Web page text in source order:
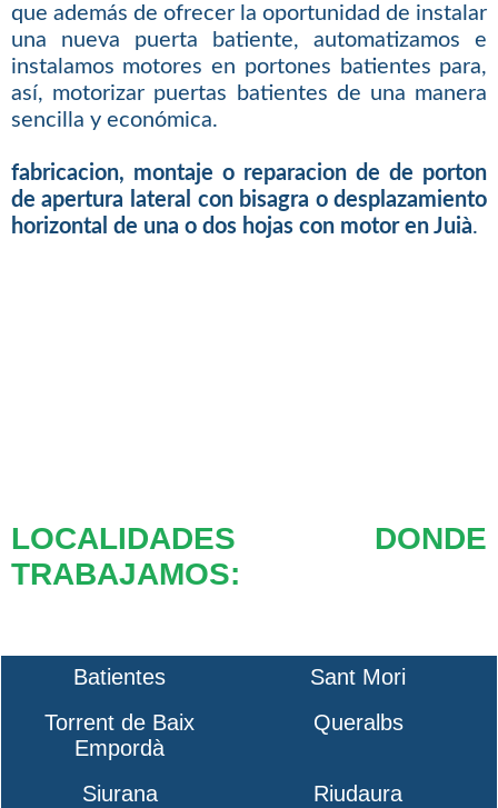
que además de ofrecer la oportunidad de instalar
una nueva puerta batiente, automatizamos e
instalamos motores en portones batientes para,
así, motorizar puertas batientes de una manera
sencilla y económica.
fabricacion, montaje o reparacion de de porton
de apertura lateral con bisagra o desplazamiento
horizontal de una o dos hojas con motor en Juià.
LOCALIDADES DONDE
TRABAJAMOS:
Batientes
Sant Mori
Torrent de Baix
Empordà
Queralbs
Siurana
Riudaura